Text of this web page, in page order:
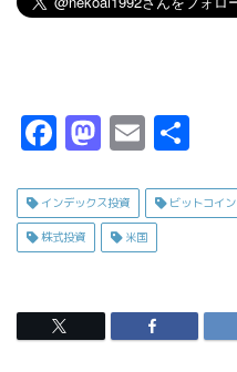
F
c
e
o
o
M
s
t
d
o
E
ai
l
インデックス投資 ビットコイン
株式投資 米国